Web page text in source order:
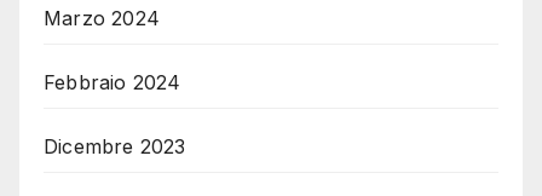
Marzo 2024
Febbraio 2024
Dicembre 2023